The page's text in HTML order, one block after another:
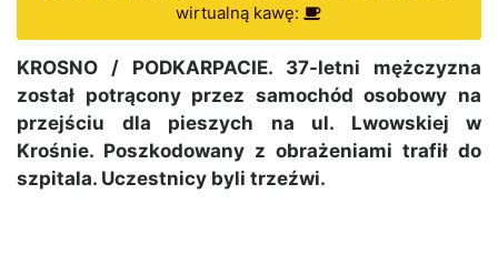
wirtualną kawę:
KROSNO / PODKARPACIE. 37-letni mężczyzna
został potrącony przez samochód osobowy na
przejściu dla pieszych na ul. Lwowskiej w
Krośnie. Poszkodowany z obrażeniami trafił do
szpitala. Uczestnicy byli trzeźwi.